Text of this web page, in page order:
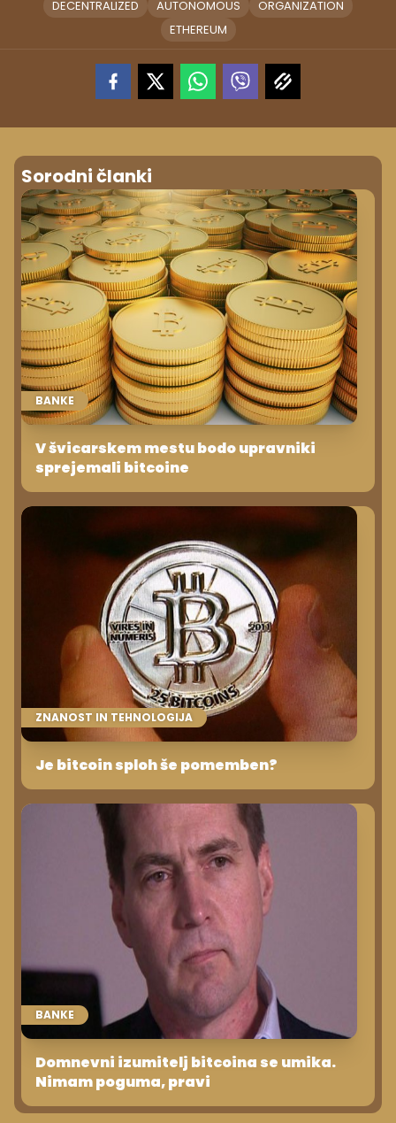
DECENTRALIZED AUTONOMOUS
ORGANIZATION
ETHEREUM
Sorodni članki
BANKE
V švicarskem mestu bodo upravniki
sprejemali bitcoine
ZNANOST IN TEHNOLOGIJA
Je bitcoin sploh še pomemben?
BANKE
Domnevni izumitelj bitcoina se umika.
Nimam poguma, pravi